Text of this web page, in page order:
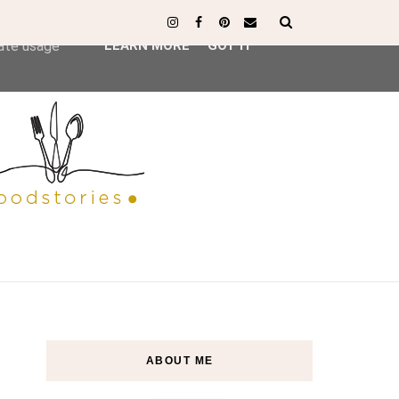
ABOUT ME
agent
usage
LEARN MORE GOT IT